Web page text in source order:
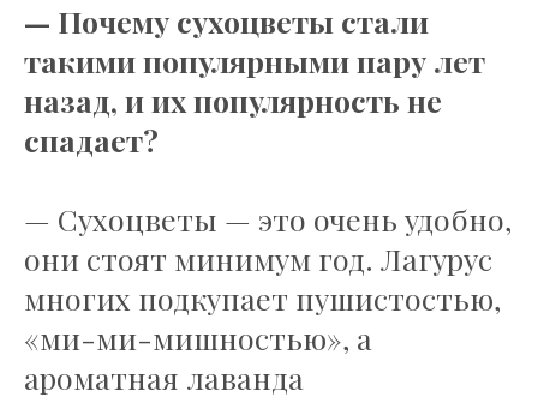
— Почему сухоцветы стали
такими популярными пару лет
назад, и их популярность не
спадает?
— Сухоцветы — это очень удобно,
они стоят минимум год. Лагурус
многих подкупает пушистостью,
«ми-ми-мишностью», а
ароматная лаванда